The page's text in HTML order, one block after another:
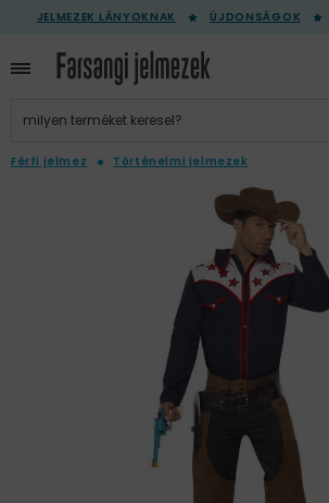
JELMEZEK LÁNYOKNAK ÚJDONSÁGOK
Férfi jelmez Történelmi jelmezek